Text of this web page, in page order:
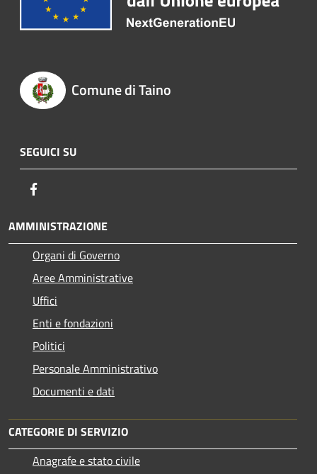
Comune di Taino
SEGUICI SU
AMMINISTRAZIONE
Organi di Governo
Aree Amministrative
Uffici
Enti e fondazioni
Politici
Personale Amministrativo
Documenti e dati
CATEGORIE DI SERVIZIO
Anagrafe e stato civile